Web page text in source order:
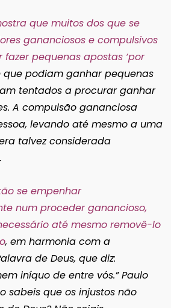
que muitos dos que se
gananciosos e compulsivos
pequenas apostas ‘por
que podiam ganhar pequenas
tentados a procurar ganhar
A compulsão gananciosa
levando até mesmo a uma
talvez considerada
se empenhar
num proceder ganancioso,
até mesmo removê-lo
, em harmonia com a
de Deus, que diz:
iníquo de entre vós.” Paulo
sabeis que os injustos não